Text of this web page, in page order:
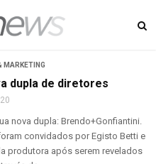
MARKETING
dupla de diretores
nova dupla: Brendo+Gonfiantini.
convidados por Egisto Betti e
produtora após serem revelados